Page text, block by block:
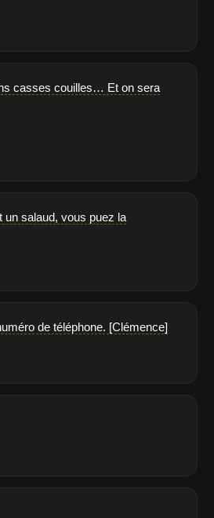
casses couilles… Et on sera
un salaud, vous puez la
de téléphone. [Clémence]